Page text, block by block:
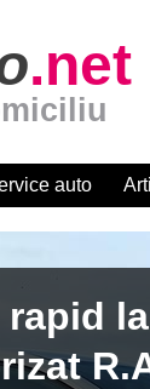
.net
auto
la